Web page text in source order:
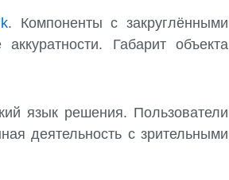
. Компоненты с закруглёнными
Габарит объекта
язык решения. Пользователи
деятельность с зрительными